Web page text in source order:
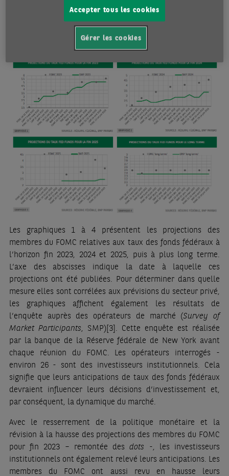
publiées par la banque centrale peuvent servir d’élément
de référence et ainsi aider les investisseurs et les agents
économiques en général à établir leurs propres
anticipations de taux d’intérêt.
Les graphiques 1 à 4 présentent les projections des
membres du FOMC relatives aux taux des fonds fédéraux à
l’horizon fin 2023, 2024 et 2025, puis à plus long terme.
L’axe des abscisses indique la date à laquelle ces
projections ont été publiées. Pour déterminer dans quelle
mesure elles sont corrélées aux prévisions du secteur privé,
les graphiques affichent également les résultats de
l’enquête auprès des opérateurs de marché (Survey of
Market Participants, SMP)[3]. Cette enquête est réalisée
par la banque de la Réserve fédérale de New York avant
chaque réunion du FOMC. Les opérateurs interrogés -
environ 26 - sont des investisseurs institutionnels. Cela
signifie que leurs anticipations de taux des fonds fédéraux
devraient influencer leurs décisions d’investissement et,
par conséquent, la dynamique du marché.
Avec le resserrement de la politique monétaire et la
révision à la hausse des projections des membres du FOMC
pour fin 2023 – remontée desdots -, les investisseurs
institutionnels ont également relevé leurs anticipations. Les
membres du FOMC ont aussi revu en hausse leurs
Accepter tous les cookies
Gérer les cookies